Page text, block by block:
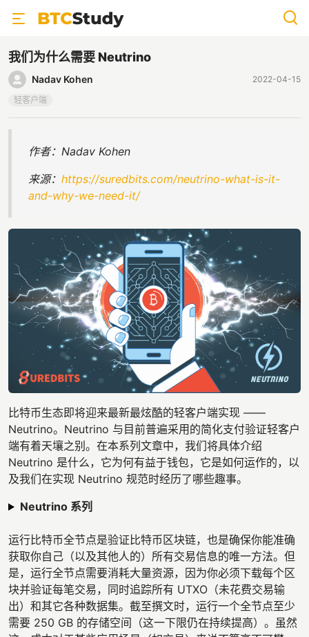
我们为什么需要 Neutrino
Nadav Kohen
2022-04-15
轻客户端
作者：Nadav Kohen
来源： https://suredbits.com/neutrino-what-is-it-
and-why-we-need-it/
比特币生态即将迎来最新最炫酷的轻客户端实现 ——
Neutrino。Neutrino 与目前普遍采用的简化支付验证轻客户
端有着天壤之别。在本系列文章中，我们将具体介绍
Neutrino 是什么，它为何有益于钱包，它是如何运作的，以
及我们在实现 Neutrino 规范时经历了哪些趣事。
Neutrino 系列
运行比特币全节点是验证比特币区块链，也是确保你能准确
获取你自己（以及其他人的）所有交易信息的唯一方法。但
是，运行全节点需要消耗大量资源，因为你必须下载每个区
块并验证每笔交易，同时追踪所有 UTXO（未花费交易输
出）和其它各种数据集。截至撰文时，运行一个全节点至少
需要 250 GB 的存储空间（这一下限仍在持续提高）。虽然